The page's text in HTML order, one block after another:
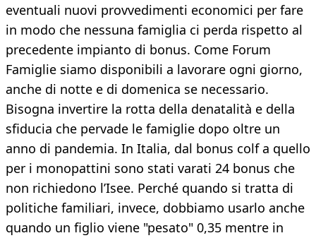
eventuali nuovi provvedimenti economici per fare
in modo che nessuna famiglia ci perda rispetto al
precedente impianto di bonus. Come Forum
Famiglie siamo disponibili a lavorare ogni giorno,
anche di notte e di domenica se necessario.
Bisogna invertire la rotta della denatalità e della
sfiducia che pervade le famiglie dopo oltre un
anno di pandemia. In Italia, dal bonus colf a quello
per i monopattini sono stati varati 24 bonus che
non richiedono l’Isee. Perché quando si tratta di
politiche familiari, invece, dobbiamo usarlo anche
quando un figlio viene "pesato" 0,35 mentre in